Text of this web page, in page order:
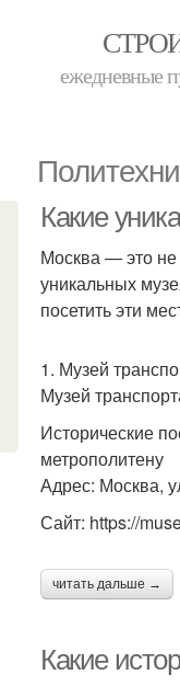
ежедневные
Какие
Москва — это не
уникальных
посетить эти
1. Музей
Музей
Исторические
метрополитену
Адрес: Москва,
Сайт: https://
читать дальше →
Какие